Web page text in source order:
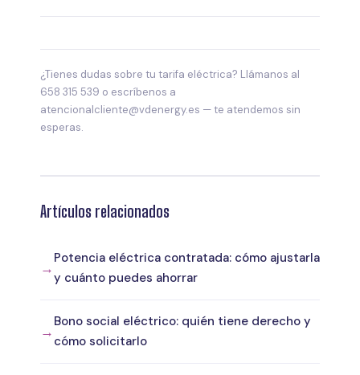
¿Tienes dudas sobre tu tarifa eléctrica? Llámanos al
658 315 539 o escríbenos a
atencionalcliente@vdenergy.es — te atendemos sin
esperas.
Artículos relacionados
Potencia eléctrica contratada: cómo ajustarla
y cuánto puedes ahorrar
Bono social eléctrico: quién tiene derecho y
cómo solicitarlo